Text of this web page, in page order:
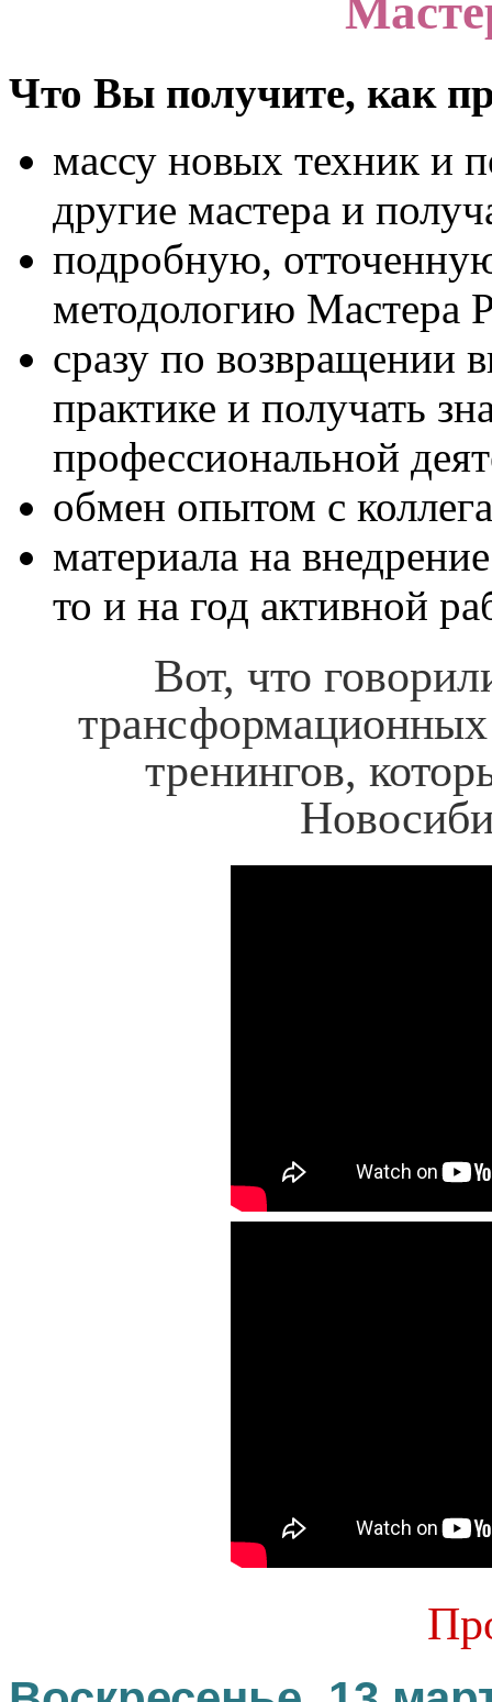
Что Вы получите, как
массу новых техник и
другие мастера и
подробную,
методологию Мастера
сразу по возвращении
практике и получать
профессиональной
обмен опытом с
материала на
то и на год активной
Вот, что
тренингов,